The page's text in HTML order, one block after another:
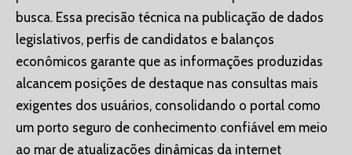
busca. Essa precisão técnica na publicação de dados
legislativos, perfis de candidatos e balanços
econômicos garante que as informações produzidas
alcancem posições de destaque nas consultas mais
exigentes dos usuários, consolidando o portal como
um porto seguro de conhecimento confiável em meio
ao mar de atualizações dinâmicas da internet